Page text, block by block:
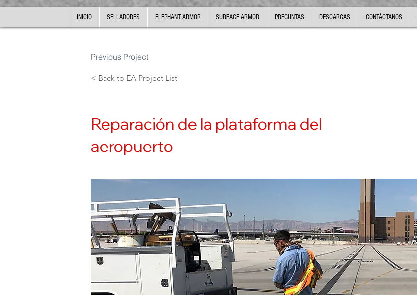
INICIO SELLADORES ELEPHANT ARMOR SURFACE ARMOR PREGUNTAS DESCARGAS CONTÁCTANOS
Previous Project
< Back to EA Project List
Reparación de la plataforma del
aeropuerto